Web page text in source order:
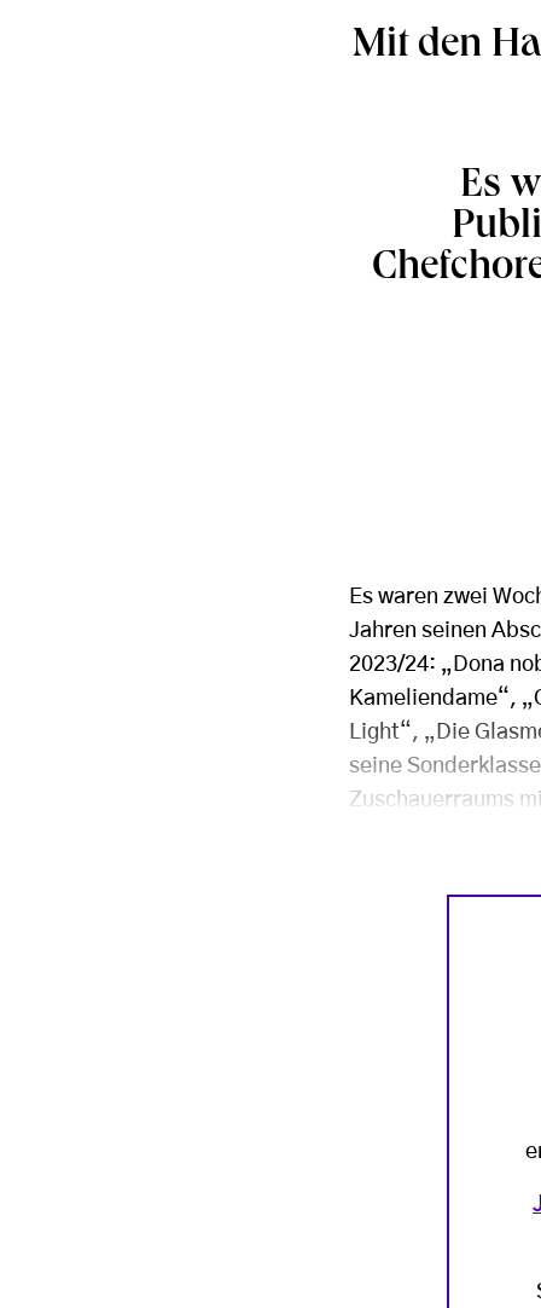
Mit den
Es
Es waren zwei
Jahren seinen
2023/24: „Dona
Kameliendame“,
Light“, „Die
seine
Zuschauerraums